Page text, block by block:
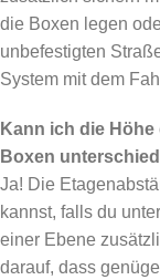
die Boxen legen
unbefestigten
System mit dem
Kann ich die
Boxen
Ja! Die
kannst, falls du
einer Ebene
darauf, dass